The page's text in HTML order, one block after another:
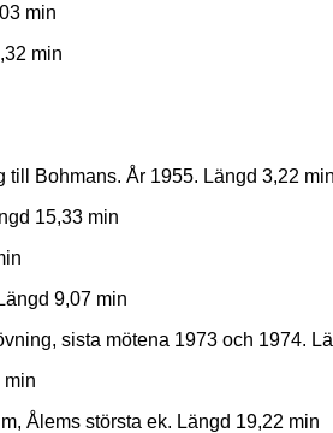
min
min
Bohmans. År 1955. Längd 3,22 min
15,33 min
9,07 min
sista mötena 1973 och 1974.
min
Ålems största ek. Längd 19,22 min